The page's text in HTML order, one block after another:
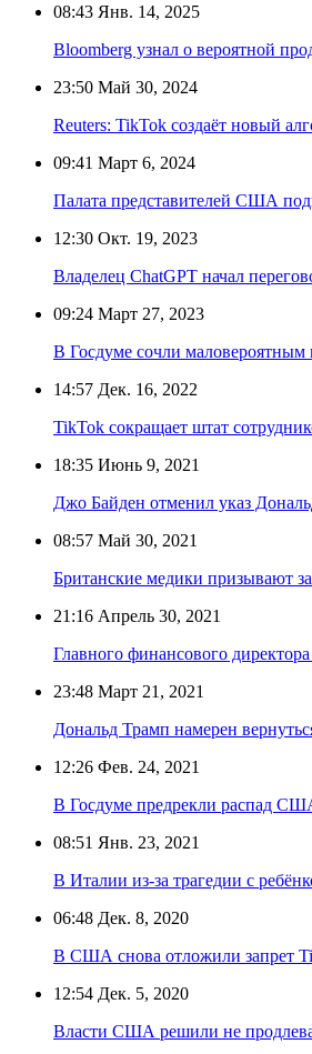
08:43 Янв. 14, 2025
Bloomberg узнал о вероятной
23:50 Май 30, 2024
Reuters: TikTok создаёт новый
09:41 Март 6, 2024
Палата представителей США
12:30 Окт. 19, 2023
Владелец ChatGPT начал
09:24 Март 27, 2023
В Госдуме сочли
14:57 Дек. 16, 2022
TikTok сокращает штат
18:35 Июнь 9, 2021
Джо Байден отменил указ
08:57 Май 30, 2021
Британские медики призывают
21:16 Апрель 30, 2021
Главного финансового
23:48 Март 21, 2021
Дональд Трамп намерен
12:26 Фев. 24, 2021
В Госдуме предрекли распад
08:51 Янв. 23, 2021
В Италии из-за трагедии с
06:48 Дек. 8, 2020
В США снова отложили запрет
12:54 Дек. 5, 2020
Власти США решили не